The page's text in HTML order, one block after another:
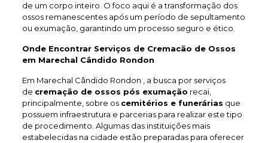
de um corpo inteiro. O foco aqui é a transformação dos
ossos remanescentes após um período de sepultamento
ou exumação, garantindo um processo seguro e ético.
Onde Encontrar Serviços de Cremacão de Ossos
em Marechal Cândido Rondon
Em Marechal Cândido Rondon , a busca por serviços
de cremação de ossos pós exumação recai,
principalmente, sobre os cemitérios e funerárias que
possuem infraestrutura e parcerias para realizar este tipo
de procedimento. Algumas das instituições mais
estabelecidas na cidade estão preparadas para oferecer